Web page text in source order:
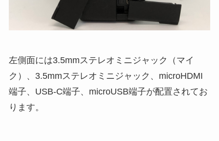
左側面には3.5mmステレオミニジャック（マイ
ク）、3.5mmステレオミニジャック、microHDMI
端子、USB-C端子、microUSB端子が配置されてお
ります。